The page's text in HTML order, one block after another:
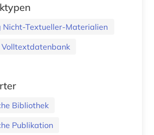
Nicht-Textueller-Materialien
Volltextdatenbank
Bibliothek
Publikation